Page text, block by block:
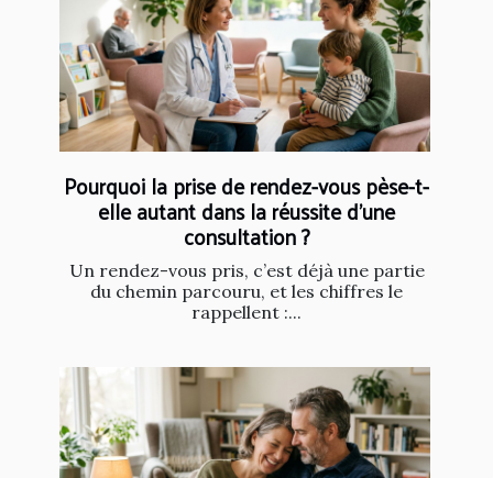
Pourquoi la prise de rendez-vous pèse-t-
elle autant dans la réussite d’une
consultation ?
Un rendez-vous pris, c’est déjà une partie
du chemin parcouru, et les chiffres le
rappellent :...